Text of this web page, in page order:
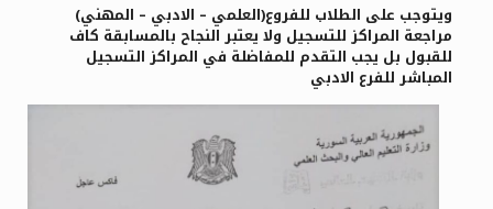
ويتوجب على الطلاب للفروع(العلمي – الادبي – المهني)
مراجعة المراكز للتسجيل ولا يعتبر النجاح بالمسابقة كاف
للقبول بل يجب التقدم للمفاضلة في المراكز التسجيل
المباشر للفرع الادبي